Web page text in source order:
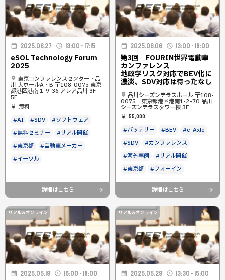
2025.06.27 13:00 - 17:15
eSOL Technology Forum
2025
東京コンファレンスセンター・品
川 大ホールA・B 〒108-0075 東京
都港区港南 1-9-36 アレア品川 3F-
5F
無料
#AI #SDV
#ソフトウェア
#無料セミナー
#リアル開催
#東京都
#自動車メーカー
#イーソル
詳細はこちら
2025.06.06 13:00 - 18:00
第3回 FOURIN世界電動車
カンファレンス
地政学リスク対応でBEV化に
濃淡、SDV対応は待ったなし
品川シーズンテラスホール 〒108-
0075 東京都港区港南1-2-70 品川
シーズンテラスタワー棟 3F
55,000
#バッテリー #BEV
#e-Axle
#SDV
#カンファレンス
#海外事例
#リアル開催
#東京都
#フォーイン
詳細はこちら
リアル&オンライン
2025.05.19 16:00 - 18:00
リアル&オンライン
2025.05.29 13:30 - 15:00